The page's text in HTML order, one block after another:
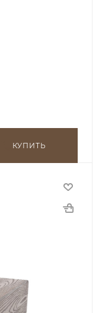
КУПИТЬ